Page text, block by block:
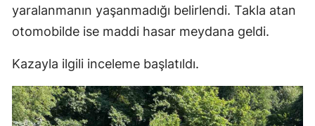
yaralanmanın yaşanmadığı belirlendi. Takla atan
otomobilde ise maddi hasar meydana geldi.
Kazayla ilgili inceleme başlatıldı.